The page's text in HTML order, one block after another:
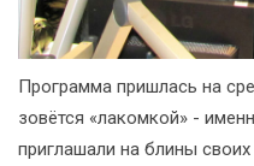
Программа пришлась на
зовётся «лакомкой» -
приглашали на блины